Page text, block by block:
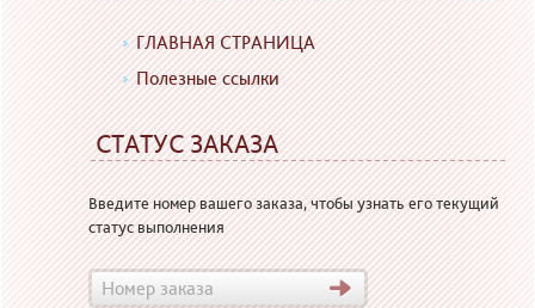
ГЛАВНАЯ СТРАНИЦА
Полезные ссылки
СТАТУС ЗАКАЗА
Введите номер вашего заказа, чтобы узнать его текущий
статус выполнения